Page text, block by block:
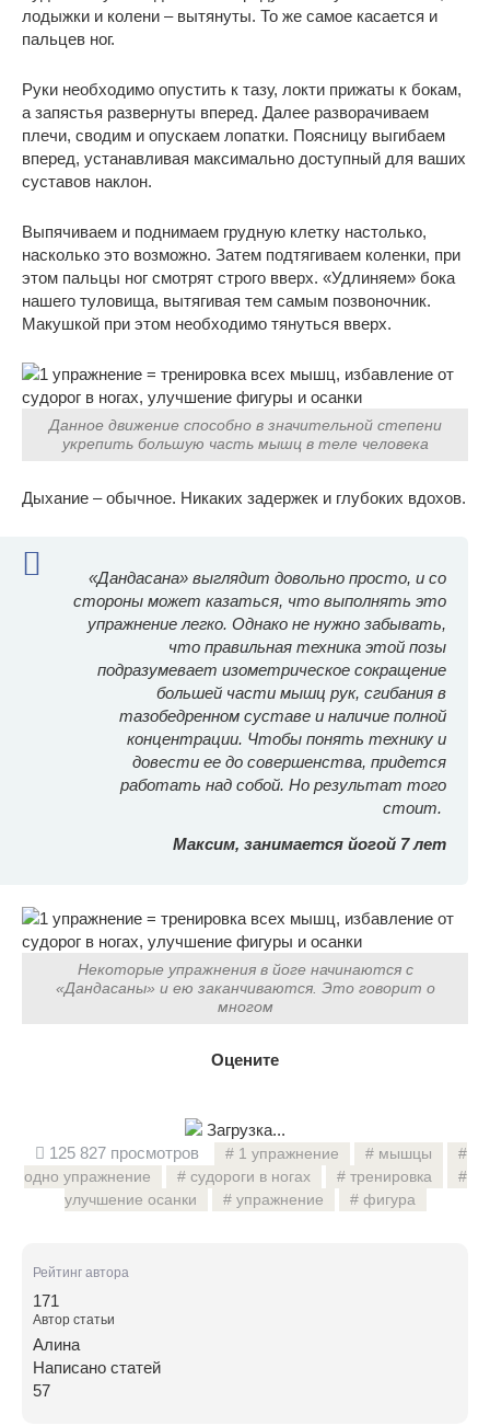
лодыжки и колени – вытянуты. То же самое касается и
пальцев ног.
Руки необходимо опустить к тазу, локти прижаты к бокам,
а запястья развернуты вперед. Далее разворачиваем
плечи, сводим и опускаем лопатки. Поясницу выгибаем
вперед, устанавливая максимально доступный для ваших
суставов наклон.
Выпячиваем и поднимаем грудную клетку настолько,
насколько это возможно. Затем подтягиваем коленки, при
этом пальцы ног смотрят строго вверх. «Удлиняем» бока
нашего туловища, вытягивая тем самым позвоночник.
Макушкой при этом необходимо тянуться вверх.
Данное движение способно в значительной степени
укрепить большую часть мышц в теле человека
Дыхание – обычное. Никаких задержек и глубоких вдохов.
«Дандасана» выглядит довольно просто, и со
стороны может казаться, что выполнять это
упражнение легко. Однако не нужно забывать,
что правильная техника этой позы
подразумевает изометрическое сокращение
большей части мышц рук, сгибания в
тазобедренном суставе и наличие полной
концентрации. Чтобы понять технику и
довести ее до совершенства, придется
работать над собой. Но результат того
стоит.
Максим, занимается йогой 7 лет
Некоторые упражнения в йоге начинаются с
«Дандасаны» и ею заканчиваются. Это говорит о
многом
Оцените
Загрузка...
125 827 просмотров
1 упражнение
мышцы
одно упражнение
судороги в ногах
тренировка
улучшение осанки
упражнение фигура
Рейтинг автора
171
Автор статьи
Алина
Написано статей
57